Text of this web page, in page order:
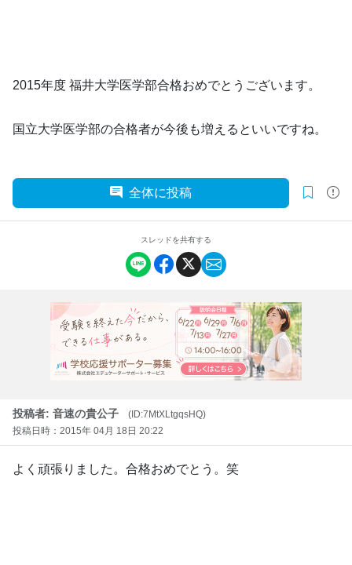
2015年度 福井大学医学部合格おめでとうございます。
国立大学医学部の合格者が今後も増えるといいですね。
全体に投稿
スレッドを共有する
投稿者: 音速の貴公子
(ID:7MtXLtgqsHQ)
投稿日時：2015年 04月 18日 20:22
よく頑張りました。合格おめでとう。笑